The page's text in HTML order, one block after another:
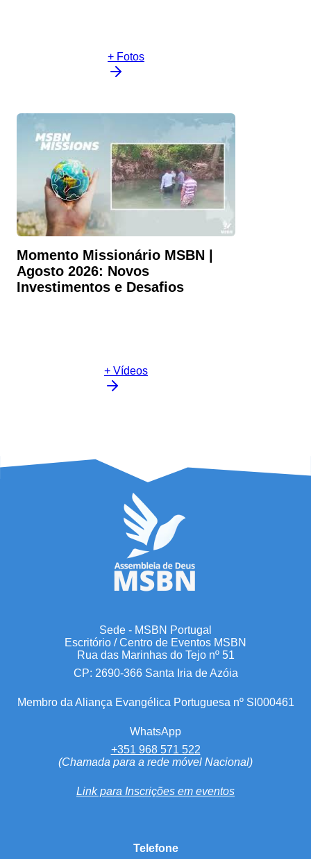
+ Fotos
Momento Missionário MSBN |
Agosto 2026: Novos
Investimentos e Desafios
+ Vídeos
Sede - MSBN Portugal
Escritório / Centro de Eventos MSBN
Rua das Marinhas do Tejo nº 51
CP: 2690-366 Santa Iria de Azóia
Membro da Aliança Evangélica Portuguesa nº SI000461
WhatsApp
+351 968 571 522
(Chamada para a rede móvel Nacional)
Link para Inscrições em eventos
Telefone